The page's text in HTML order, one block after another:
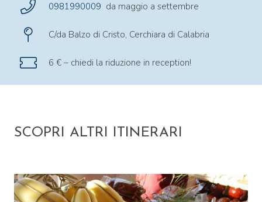
0981990009 da maggio a settembre
C/da Balzo di Cristo, Cerchiara di Calabria
6 € – chiedi la riduzione in reception!
SCOPRI ALTRI ITINERARI